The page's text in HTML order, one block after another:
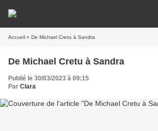
Accueil » De Michael Cretu à Sandra
De Michael Cretu à Sandra
Publié le 30/03/2023 à 09:15
Par Clara